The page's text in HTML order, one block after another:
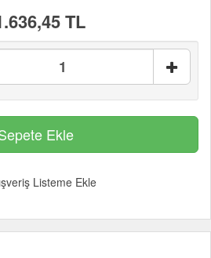
TL
Listeme Ekle